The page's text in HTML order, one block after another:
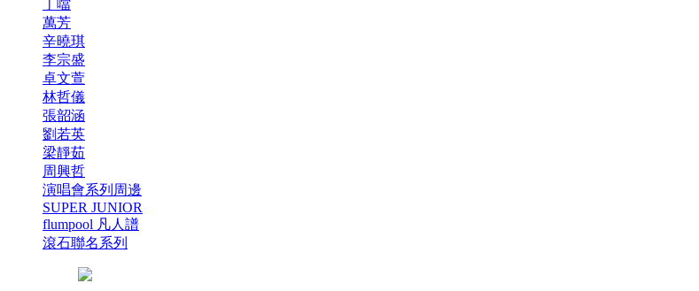
丁噹
萬芳
辛曉琪
李宗盛
卓文萱
林哲儀
張韶涵
劉若英
梁靜茹
周興哲
演唱會系列周邊
SUPER JUNIOR
flumpool 凡人譜
滾石聯名系列